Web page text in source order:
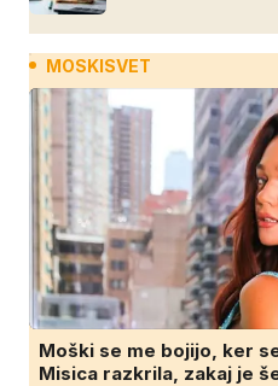
MOSKISVET
Moški se me bojijo, ker
Misica razkrila, zakaj je